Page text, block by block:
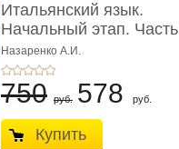
Итальянский язык.
Начальный этап. Часть
2. Учеб� ...
Назаренко А.И.
750 руб. 578 руб.
Купить